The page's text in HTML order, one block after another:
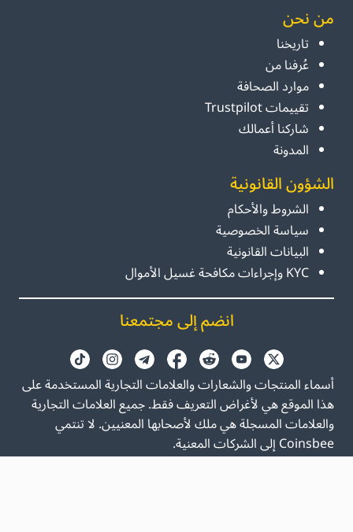
من نحن
تاريخنا
عُرفنا من
موارد الصحافة
تقييمات Trustpilot
شاركنا أعمالك
المدونة
الشؤون القانونية
الشروط والأحكام
سياسة الخصوصية
البيانات القانونية
KYC وإجراءات مكافحة غسيل الأموال
انضم إلى مجتمعنا
أسماء المنتجات والشعارات والعلامات التجارية المستخدمة على
هذا الموقع هي لأغراض التعريف فقط. جميع العلامات التجارية
والعلامات المسجلة هي ملك لأصحابها المعنيين. لا تنتمي
Coinsbee إلى الشركات المعنية.